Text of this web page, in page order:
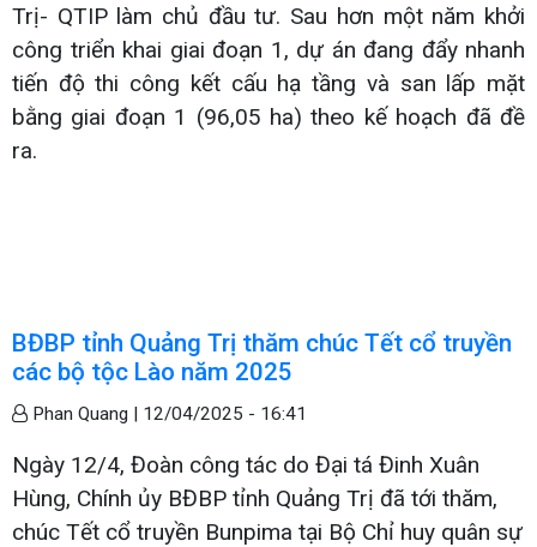
Trị- QTIP làm chủ đầu tư. Sau hơn một năm khởi
công triển khai giai đoạn 1, dự án đang đẩy nhanh
tiến độ thi công kết cấu hạ tầng và san lấp mặt
bằng giai đoạn 1 (96,05 ha) theo kế hoạch đã đề
ra.
BĐBP tỉnh Quảng Trị thăm chúc Tết cổ truyền
các bộ tộc Lào năm 2025
Phan Quang | 12/04/2025 - 16:41
Ngày 12/4, Đoàn công tác do Đại tá Đinh Xuân
Hùng, Chính ủy BĐBP tỉnh Quảng Trị đã tới thăm,
chúc Tết cổ truyền Bunpima tại Bộ Chỉ huy quân sự